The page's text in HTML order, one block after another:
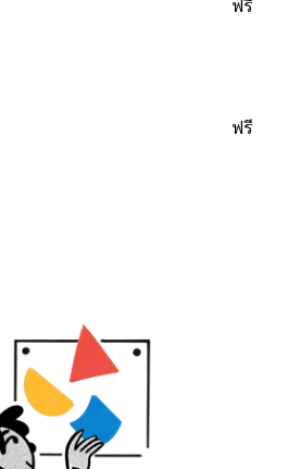
ฟรี
ฟรี